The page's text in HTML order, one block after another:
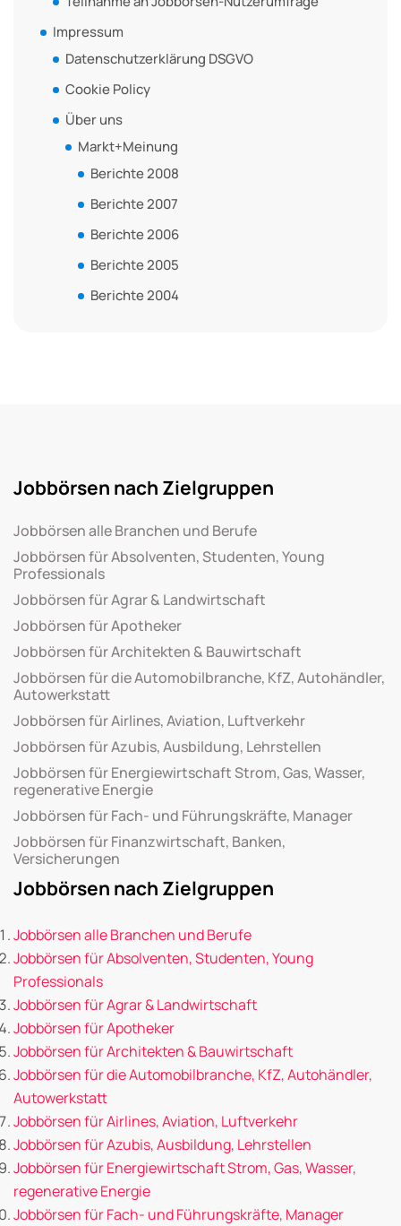
Impressum
Datenschutzerklärung DSGVO
Cookie Policy
Über uns
Markt+Meinung
Berichte 2008
Berichte 2007
Berichte 2006
Berichte 2005
Berichte 2004
Jobbörsen nach Zielgruppen
Jobbörsen alle Branchen und Berufe
Jobbörsen für Absolventen, Studenten, Young
Professionals
Jobbörsen für Agrar & Landwirtschaft
Jobbörsen für Apotheker
Jobbörsen für Architekten & Bauwirtschaft
Jobbörsen für die Automobilbranche, KfZ, Autohändler,
Autowerkstatt
Jobbörsen für Airlines, Aviation, Luftverkehr
Jobbörsen für Azubis, Ausbildung, Lehrstellen
Jobbörsen für Energiewirtschaft Strom, Gas, Wasser,
regenerative Energie
Jobbörsen für Fach- und Führungskräfte, Manager
Jobbörsen für Finanzwirtschaft, Banken,
Versicherungen
Jobbörsen nach Zielgruppen
Jobbörsen alle Branchen und Berufe
Jobbörsen für Absolventen, Studenten, Young
Professionals
Jobbörsen für Agrar & Landwirtschaft
Jobbörsen für Apotheker
Jobbörsen für Architekten & Bauwirtschaft
Jobbörsen für die Automobilbranche, KfZ, Autohändler,
Autowerkstatt
Jobbörsen für Airlines, Aviation, Luftverkehr
Jobbörsen für Azubis, Ausbildung, Lehrstellen
Jobbörsen für Energiewirtschaft Strom, Gas, Wasser,
regenerative Energie
Jobbörsen für Fach- und Führungskräfte, Manager